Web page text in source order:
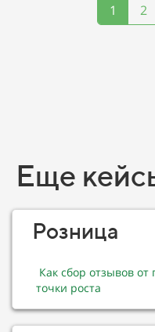
1 2
Еще
Розница
Как сбор отзывов
точки роста